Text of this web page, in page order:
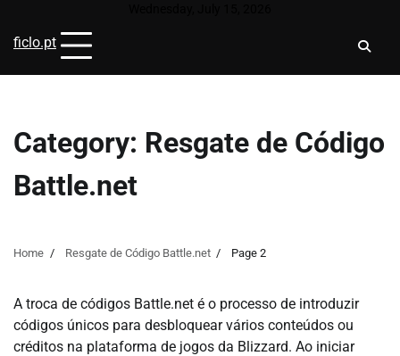
content
ficlo.pt
Category: Resgate de Código
Battle.net
Home Resgate de Código Battle.net Page 2
A troca de códigos Battle.net é o processo de introduzir
códigos únicos para desbloquear vários conteúdos ou
créditos na plataforma de jogos da Blizzard. Ao iniciar